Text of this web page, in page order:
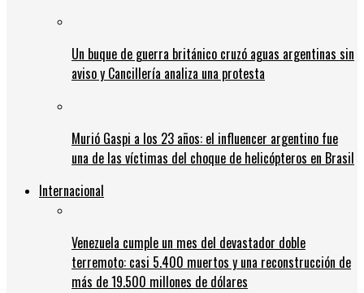
Un buque de guerra británico cruzó aguas argentinas sin
aviso y Cancillería analiza una protesta
Murió Gaspi a los 23 años: el influencer argentino fue
una de las víctimas del choque de helicópteros en Brasil
Internacional
Venezuela cumple un mes del devastador doble
terremoto: casi 5.400 muertos y una reconstrucción de
más de 19.500 millones de dólares